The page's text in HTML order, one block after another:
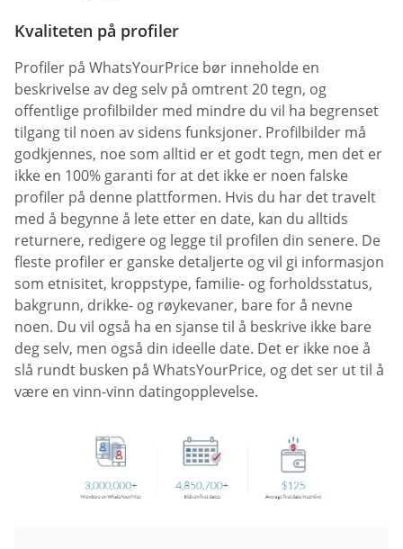
Kvaliteten på profiler
Profiler på WhatsYourPrice bør inneholde en
beskrivelse av deg selv på omtrent 20 tegn, og
offentlige profilbilder med mindre du vil ha begrenset
tilgang til noen av sidens funksjoner. Profilbilder må
godkjennes, noe som alltid er et godt tegn, men det er
ikke en 100% garanti for at det ikke er noen falske
profiler på denne plattformen. Hvis du har det travelt
med å begynne å lete etter en date, kan du alltids
returnere, redigere og legge til profilen din senere. De
fleste profiler er ganske detaljerte og vil gi informasjon
som etnisitet, kroppstype, familie- og forholdsstatus,
bakgrunn, drikke- og røykevaner, bare for å nevne
noen. Du vil også ha en sjanse til å beskrive ikke bare
deg selv, men også din ideelle date. Det er ikke noe å
slå rundt busken på WhatsYourPrice, og det ser ut til å
være en vinn-vinn datingopplevelse.